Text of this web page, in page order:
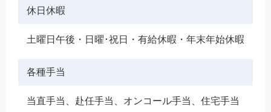
休日休暇
土曜日午後・日曜･祝日・有給休暇・年末年始休暇
各種手当
当直手当、赴任手当、オンコール手当、住宅手当